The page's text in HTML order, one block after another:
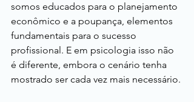
somos educados para o planejamento
econômico e a poupança, elementos
fundamentais para o sucesso
profissional. E em psicologia isso não
é diferente, embora o cenário tenha
mostrado ser cada vez mais necessário.